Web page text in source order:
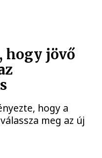
hogy jövő
hogy a
meg az új